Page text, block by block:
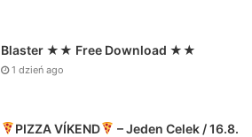
Blaster ★★ Free Download ★★
1 dzień ago
PIZZA VÍKEND
– Jeden Celek / 16.8.